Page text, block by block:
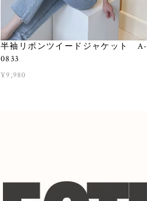
半袖リボンツイードジャケット A-
0833
¥9,980